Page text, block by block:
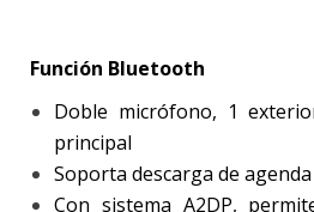
Función Bluetooth
Doble micrófono, 1
principal
Soporta descarga de
Con sistema A2DP,